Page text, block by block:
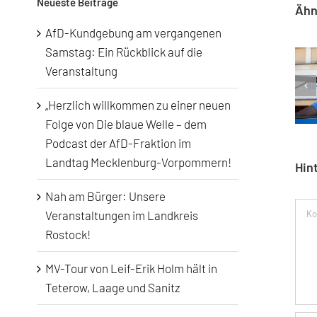
AfD-Kundgebung am vergangenen
Samstag: Ein Rückblick auf die
Veranstaltung
„Herzlich willkommen zu einer neuen
Folge von Die blaue Welle – dem
Podcast der AfD-Fraktion im
Landtag Mecklenburg-Vorpommern!
Nah am Bürger: Unsere
Veranstaltungen im Landkreis
Rostock!
MV-Tour von Leif-Erik Holm hält in
Teterow, Laage und Sanitz